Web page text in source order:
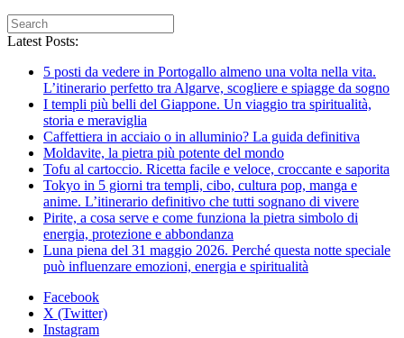
Latest Posts:
5 posti da vedere in Portogallo almeno una volta nella vita.
L’itinerario perfetto tra Algarve, scogliere e spiagge da sogno
I templi più belli del Giappone. Un viaggio tra spiritualità,
storia e meraviglia
Caffettiera in acciaio o in alluminio? La guida definitiva
Moldavite, la pietra più potente del mondo
Tofu al cartoccio. Ricetta facile e veloce, croccante e saporita
Tokyo in 5 giorni tra templi, cibo, cultura pop, manga e
anime. L’itinerario definitivo che tutti sognano di vivere
Pirite, a cosa serve e come funziona la pietra simbolo di
energia, protezione e abbondanza
Luna piena del 31 maggio 2026. Perché questa notte speciale
può influenzare emozioni, energia e spiritualità
Facebook
X (Twitter)
Instagram